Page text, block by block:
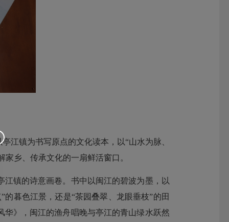
镇为书写原点的文化读本，以“山水为脉、
乡、传承文化的一扇鲜活窗口。
镇的诗意画卷。书中以闽江的碧波为墨，以
暮色江景，还是“茶园叠翠、龙眼垂枝”的田
》，闽江的渔舟唱晚与亭江的青山绿水跃然